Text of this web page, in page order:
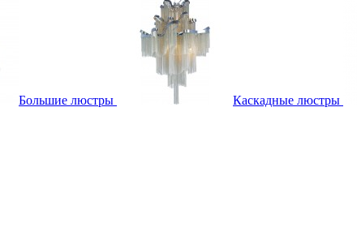
Большие люстры Каскадные люстры